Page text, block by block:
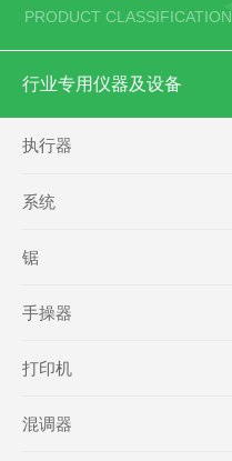
PRODUCT CLASSIFICATION
行业专用仪器及设备
执行器
系统
锯
手操器
打印机
混调器